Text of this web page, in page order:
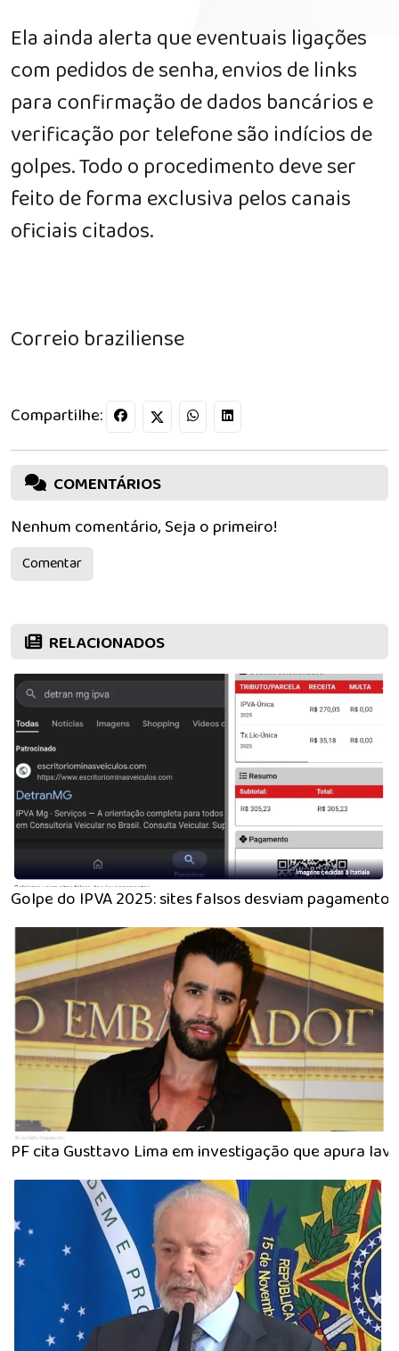
Ela ainda alerta que eventuais ligações
com pedidos de senha, envios de links
para confirmação de dados bancários e
verificação por telefone são indícios de
golpes. Todo o procedimento deve ser
feito de forma exclusiva pelos canais
oficiais citados.
Correio braziliense
Compartilhe:
COMENTÁRIOS
Nenhum comentário, Seja o primeiro!
Comentar
RELACIONADOS
Golpe do IPVA 2025: sites falsos desviam pagamento
PF cita Gusttavo Lima em investigação que apura